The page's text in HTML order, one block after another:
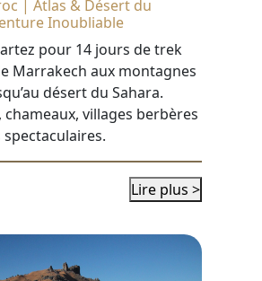
| Atlas & Désert du
Inoubliable
pour 14 jours de trek
Marrakech aux montagnes
désert du Sahara.
chameaux, villages berbères
spectaculaires.
Lire plus >